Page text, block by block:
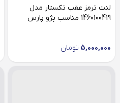
لنت ترمز عقب تکستار مدل
1460100419 مناسب پژو پارس
5,000,000 تومان